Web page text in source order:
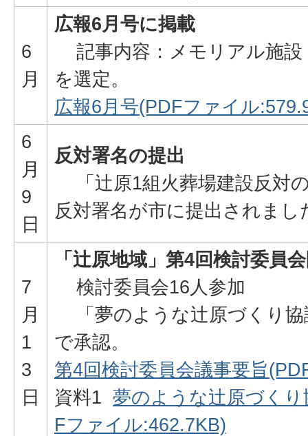
6
月
広報6月号に掲載
記事内容：メモリアル施設
を選定。
広報6月号(PDFファイル
6
月
9
日
反対署名の提出
「辻原1組火葬場建設反対
反対署名が市に提出されまし
7
月
1
3
日
「辻原地域」第4回検討委員
検討委員会16人参加
「夢のような辻原づくり協
で承認。
第4回検討委員会議事要旨
資料1 夢のような辻原づく
Fファイル:462.7KB)